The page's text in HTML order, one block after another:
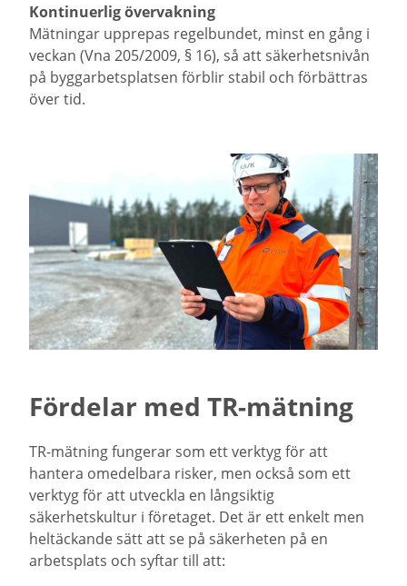
Kontinuerlig övervakning
Mätningar upprepas regelbundet, minst en gång i
veckan (Vna 205/2009, § 16), så att säkerhetsnivån
på byggarbetsplatsen förblir stabil och förbättras
över tid.
Fördelar med TR-mätning
TR-mätning fungerar som ett verktyg för att
hantera omedelbara risker, men också som ett
verktyg för att utveckla en långsiktig
säkerhetskultur i företaget. Det är ett enkelt men
heltäckande sätt att se på säkerheten på en
arbetsplats och syftar till att: